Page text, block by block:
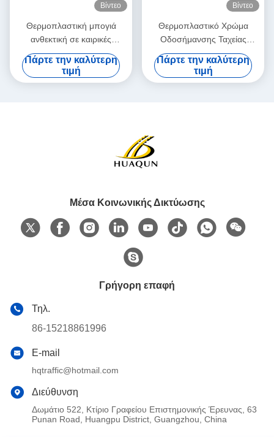
Βίντεο
Θερμοπλαστική μπογιά
ανθεκτική σε καιρικές
συνθήκες για σήμανση
οδικών οδών
Πάρτε την καλύτερη
τιμή
Βίντεο
Θερμοπλαστικό Χρώμα
Οδοσήμανσης Ταχείας
Στέγνωσης με Υψηλή
Ανακλαστικότητα και
Προσαρμοσμένα Χρώματα
Πάρτε την καλύτερη
τιμή
Μέσα Κοινωνικής Δικτύωσης
Γρήγορη επαφή
Τηλ.
86-15218861996
E-mail
hqtraffic@hotmail.com
Διεύθυνση
Δωμάτιο 522, Κτίριο Γραφείου Επιστημονικής Έρευνας, 63
Punan Road, Huangpu District, Guangzhou, China